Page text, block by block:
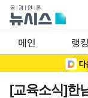
메인 랭킹
[교육소식]한